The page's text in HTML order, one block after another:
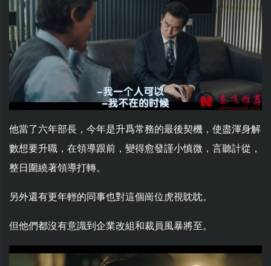
他當了六年部長，今年是升爲常務的最後契機，使盡渾身解
數想要升職，在領導跟前，變得愈發謹小慎微，言聽計從，
整日圍繞著領導打轉。
另外還有更年輕的同事也對這個崗位虎視眈眈。
但他們都沒有意識到企業改組和裁員風暴將至。